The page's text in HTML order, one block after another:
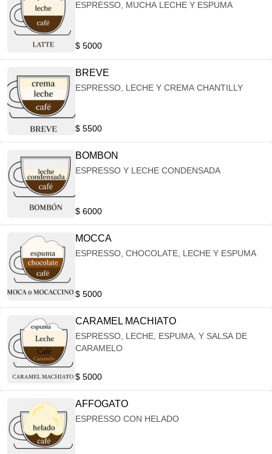
ESPRESSO, MUCHA LECHE Y ESPUMA
$ 5000
BREVE
ESPRESSO, LECHE Y CREMA CHANTILLY
$ 5500
BOMBON
ESPRESSO Y LECHE CONDENSADA
$ 6000
MOCCA
ESPRESSO, CHOCOLATE, LECHE Y ESPUMA
$ 5000
CARAMEL MACHIATO
ESPRESSO, LECHE, ESPUMA, Y SALSA DE
CARAMELO
$ 5000
AFFOGATO
ESPRESSO CON HELADO